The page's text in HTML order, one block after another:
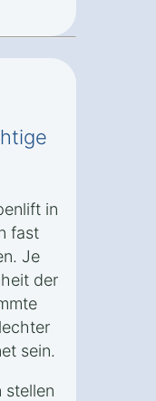
in
fast
Je
der
sein.
stellen